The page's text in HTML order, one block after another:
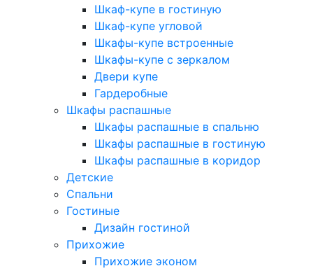
Шкаф-купе в гостиную
Шкаф-купе угловой
Шкафы-купе встроенные
Шкафы-купе с зеркалом
Двери купе
Гардеробные
Шкафы распашные
Шкафы распашные в спальню
Шкафы распашные в гостиную
Шкафы распашные в коридор
Детские
Спальни
Гостиные
Дизайн гостиной
Прихожие
Прихожие эконом